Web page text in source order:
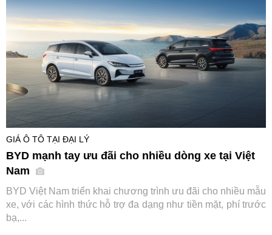
GIÁ Ô TÔ TẠI ĐẠI LÝ
BYD mạnh tay ưu đãi cho nhiều dòng xe tại Việt
Nam
BYD Việt Nam triển khai chương trình ưu đãi cho nhiều mẫu
xe, với các hình thức hỗ trợ đa dạng như tiền mặt, phí trước
bạ,...